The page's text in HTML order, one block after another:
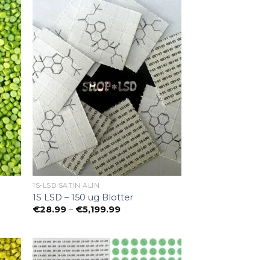
1S-LSD SATIN ALIN
1S LSD – 150 ug Blotter
€28.99 – €5,199.99Preisspanne: